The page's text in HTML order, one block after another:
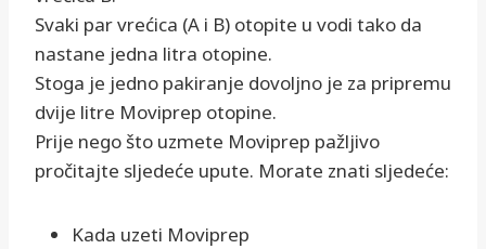
Svaki par vrećica (A i B) otopite u vodi tako da
nastane jedna litra otopine.
Stoga je jedno pakiranje dovoljno je za pripremu
dvije litre Moviprep otopine.
Prije nego što uzmete Moviprep pažljivo
pročitajte sljedeće upute. Morate znati sljedeće:
Kada uzeti Moviprep